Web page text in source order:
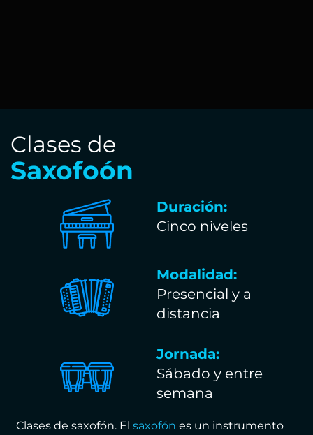
Clases de
Saxofoón
Duración:
Cinco niveles
Modalidad:
Presencial y a
distancia
Jornada:
Sábado y entre
semana
Clases de saxofón. El saxofón es un instrumento